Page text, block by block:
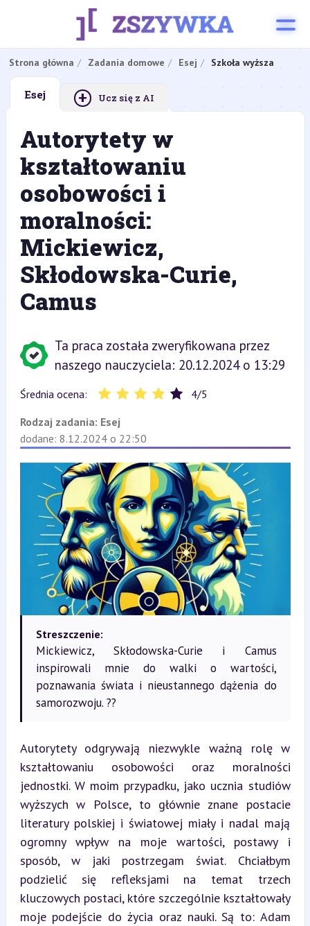
Strona główna Zadania domowe Esej Szkoła wyższa
Esej + Ucz się z AI
Autorytety w
kształtowaniu
osobowości i
moralności:
Mickiewicz,
Skłodowska-Curie,
Camus
Ta praca została zweryfikowana przez
naszego nauczyciela: 20.12.2024 o 13:29
Średnia ocena: 4/5
Rodzaj zadania: Esej
dodane: 8.12.2024 o 22:50
Streszczenie:
Mickiewicz, Skłodowska-Curie i Camus
inspirowali mnie do walki o wartości,
poznawania świata i nieustannego dążenia do
samorozwoju. ??
Autorytety odgrywają niezwykle ważną rolę w
kształtowaniu osobowości oraz moralności
jednostki. W moim przypadku, jako ucznia studiów
wyższych w Polsce, to głównie znane postacie
literatury polskiej i światowej miały i nadal mają
ogromny wpływ na moje wartości, postawy i
sposób, w jaki postrzegam świat. Chciałbym
podzielić się refleksjami na temat trzech
kluczowych postaci, które szczególnie kształtowały
moje podejście do życia oraz nauki. Są to: Adam